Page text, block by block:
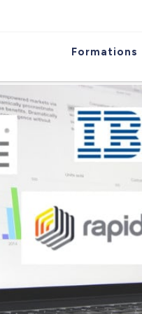
Formations